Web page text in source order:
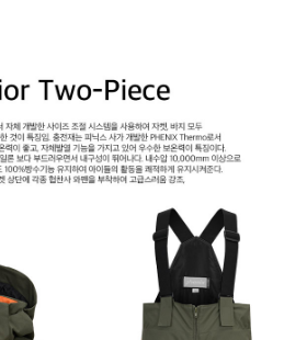
페이코 ID로 페
PAYCO 바로